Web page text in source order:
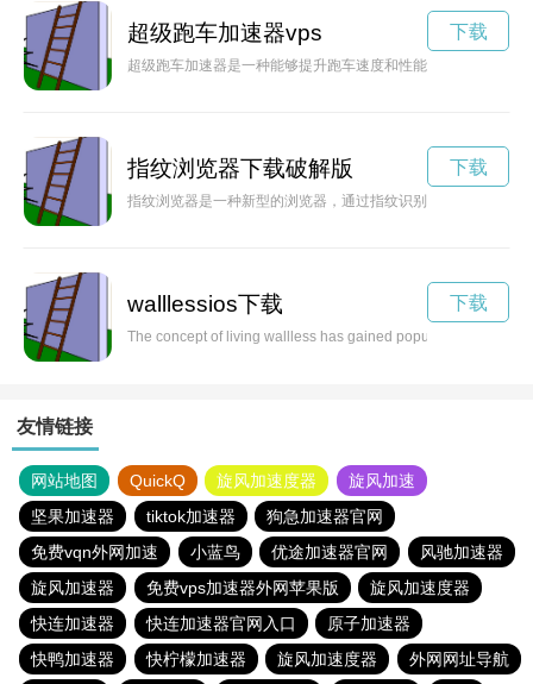
超级跑车加速器vps
超级跑车加速器是一种能够提升跑车速度和性能的装置，让驾
下载
指纹浏览器下载破解版
指纹浏览器是一种新型的浏览器，通过指纹识别技术来加密用
下载
walllessios下载
The concept of living wallless has gained popularity in recent
下载
友情链接
网站地图 QuickQ 旋风加速度器
旋风加速
坚果加速器
tiktok加速器
狗急加速器官网
免费vqn外网加速
小蓝鸟 优途加速器官网
风驰加速器
旋风加速器
免费vps加速器外网苹果版
旋风加速度器
快连加速器
快连加速器官网入口
原子加速器
快鸭加速器
快柠檬加速器 旋风加速度器 外网网址导航